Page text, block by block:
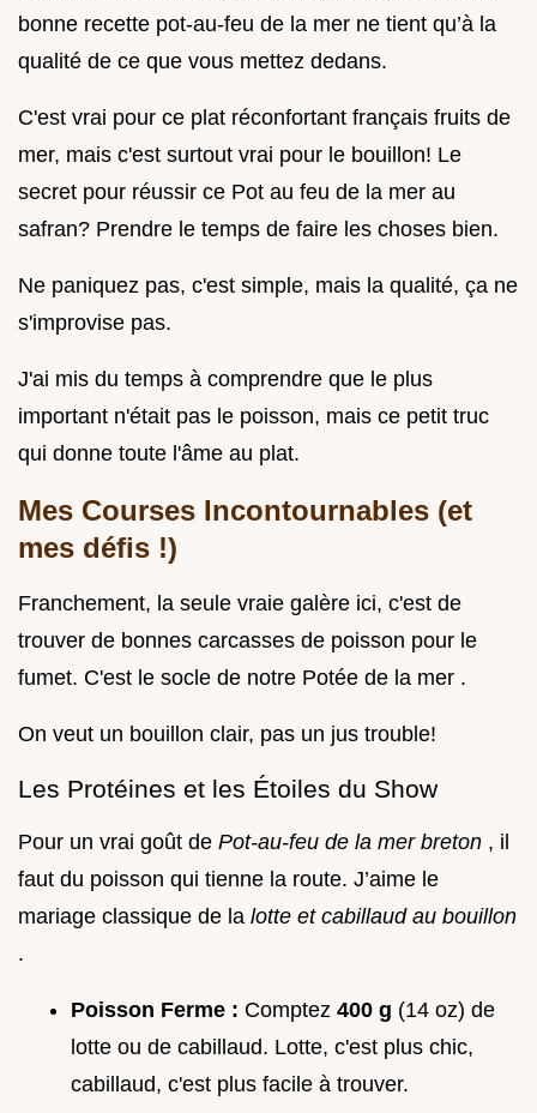
bonne recette pot-au-feu de la mer ne tient qu’à la
qualité de ce que vous mettez dedans.
C'est vrai pour ce plat réconfortant français fruits de
mer, mais c'est surtout vrai pour le bouillon! Le
secret pour réussir ce Pot au feu de la mer au
safran? Prendre le temps de faire les choses bien.
Ne paniquez pas, c'est simple, mais la qualité, ça ne
s'improvise pas.
J'ai mis du temps à comprendre que le plus
important n'était pas le poisson, mais ce petit truc
qui donne toute l'âme au plat.
Mes Courses Incontournables (et
mes défis !)
Franchement, la seule vraie galère ici, c'est de
trouver de bonnes carcasses de poisson pour le
fumet. C'est le socle de notre Potée de la mer .
On veut un bouillon clair, pas un jus trouble!
Les Protéines et les Étoiles du Show
Pour un vrai goût de Pot-au-feu de la mer breton , il
faut du poisson qui tienne la route. J’aime le
mariage classique de la lotte et cabillaud au bouillon
.
Poisson Ferme : Comptez 400 g (14 oz) de
lotte ou de cabillaud. Lotte, c'est plus chic,
cabillaud, c'est plus facile à trouver.